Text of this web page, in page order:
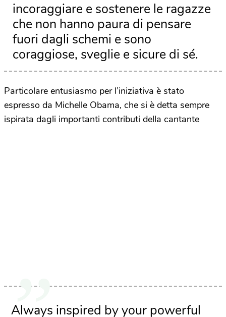
incoraggiare e sostenere le ragazze
che non hanno paura di pensare
fuori dagli schemi e sono
coraggiose, sveglie e sicure di sé.
Particolare entusiasmo per l’iniziativa è stato
espresso da Michelle Obama, che si è detta sempre
ispirata dagli importanti contributi della cantante
Always inspired by your powerful